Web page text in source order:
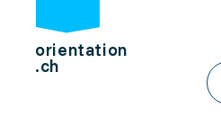
orientation
.ch